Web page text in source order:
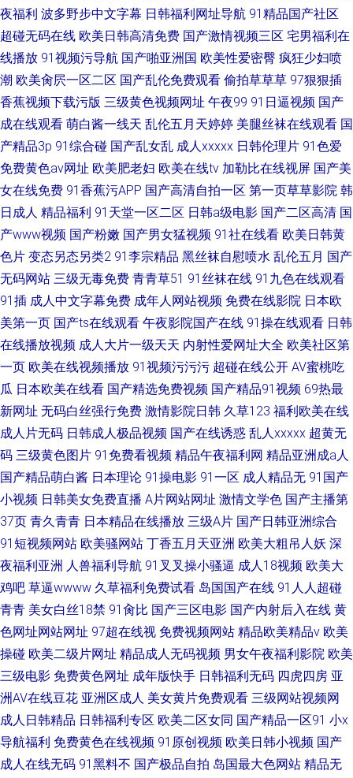
夜福利 波多野步中文字幕 日韩福利网址导航 91精品国产社区
超碰无码在线 欧美日韩高清免费 国产激情视频三区 宅男福利在
线播放 91视频污导航 国产啪亚洲国 欧美性爱密臀 疯狂少妇喷
潮 欧美肏屄一区二区 国产乱伦免费观看 偷拍草草草 97狠狠插
香蕉视频下载污版 三级黄色视频网址 午夜99 91日逼视频 国产
成在线观看 萌白酱一线天 乱伦五月天婷婷 美腿丝袜在线观看 国
产精品3p 91综合碰 国产乱女乱 成人xxxxx 日韩伦理片 91色爱
免费黄色av网址 欧美肥老妇 欧美在线tv 加勒比在线视屏 国产美
女在线免费 91香蕉污APP 国产高清自拍一区 第一页草草影院 韩
日成人 精品福利 91天堂一区二区 日韩a级电影 国产二区高清 国
产www视频 国产粉嫩 国产男女猛视频 91社在线看 欧美日韩黄
色片 变态另态另类2 91李宗精品 黑丝袜自慰喷水 乱伦五月 国产
无码网站 三级无毒免费 青青草51 91丝袜在线 91九色在线观看
91插 成人中文字幕免费 成年人网站视频 免费在线影院 日本欧
美第一页 国产ts在线观看 午夜影院国产在线 91操在线观看 日韩
在线播放视频 成人大片一级天天 内射性爱网址大全 欧美社区第
一页 欧美在线视频播放 91视频污污污 超碰在线公开 AV蜜桃吃
瓜 日本欧美在线看 国产精选免费视频 国产精品91视频 69热最
新网址 无码白丝强行免费 激情影院日韩 久草123 福利欧美在线
成人片无码 日韩成人极品视频 国产在线诱惑 乱人xxxxx 超黄无
码 三级黄色图片 91免费看视频 精品午夜福利网 精品亚洲成a人
国产精品萌白酱 日本理论 91操电影 91一区 成人精品无 91国产
小视频 日韩美女免费直播 A片网站网址 激情文学色 国产主播第
37页 青久青青 日本精品在线播放 三级A片 国产日韩亚洲综合
91短视频网站 欧美骚网站 丁香五月天亚洲 欧美大粗吊人妖 深
夜福利亚洲 人兽福利导航 91叉叉操小骚逼 成人18视频 欧美大
鸡吧 草逼wwww 久草福利免费试看 岛国国产在线 91人人超碰
青青 美女白丝18禁 91肏比 国产三区电影 国产内射后入在线 黄
色网址网站网址 97超在线视 免费视频网站 精品欧美精品v 欧美
操碰 欧美二级片网址 精品成人无码视频 男女午夜福利影院 欧美
三级电影 免费黄色网址 成年版快手 日韩福利无码 四虎四房 亚
洲AV在线豆花 亚洲区成人 美女黄片免费观看 三级网站视频网
成人日韩精品 日韩福利专区 欧美二区女同 国产精品一区91 小x
导航福利 免费黄色在线视频 91原创视频 欧美日韩小视频 国产
成人在线无码 91黑料不 国产极品自拍 岛国最大色网站 精品无